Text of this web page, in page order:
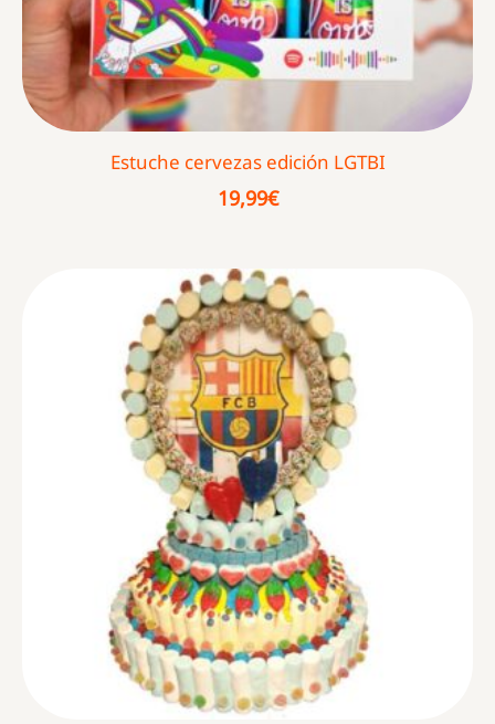
Estuche cervezas edición LGTBI
19,99€